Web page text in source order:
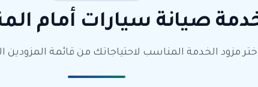
صيانة سيارات أمام
مزود الخدمة المناسب لاحتياجاتك من قائمة المزودين